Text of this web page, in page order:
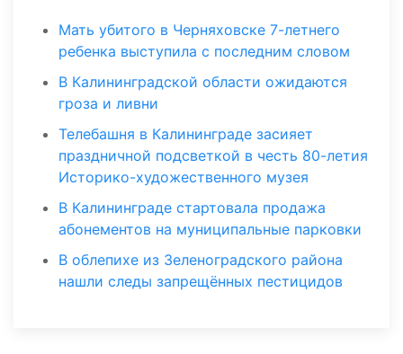
Мать убитого в Черняховске 7-летнего
ребенка выступила с последним словом
В Калининградской области ожидаются
гроза и ливни
Телебашня в Калининграде засияет
праздничной подсветкой в честь 80-летия
Историко-художественного музея
В Калининграде стартовала продажа
абонементов на муниципальные парковки
В облепихе из Зеленоградского района
нашли следы запрещённых пестицидов